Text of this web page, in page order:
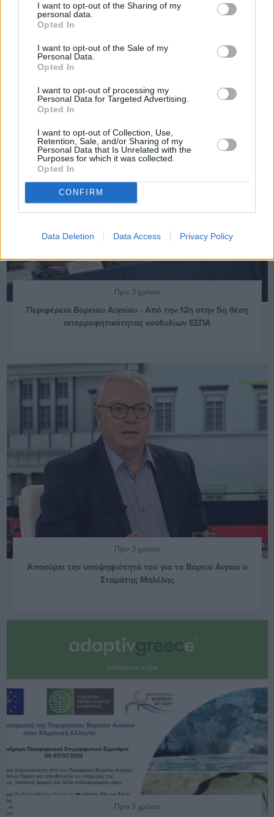
I want to opt-out of the Sharing of my
personal data.
Opted In
I want to opt-out of the Sale of my
Personal Data.
Opted In
I want to opt-out of processing my
Personal Data for Targeted Advertising.
Opted In
I want to opt-out of Collection, Use,
Retention, Sale, and/or Sharing of my
Personal Data that Is Unrelated with the
Purposes for which it was collected.
Opted In
CONFIRM
Data Deletion Data Access Privacy Policy
Η Εφορεία Αρχαιοτήτων Χίου στη νέα εποχή - Βίντεο
Πριν 3 χρόνια
Περιφέρεια Βορείου Αιγαίου - Από την 12η στην 5η θέση
απορροφητικότητας κονδυλίων ΕΣΠΑ
Πριν 3 χρόνια
Αποσύρει την υποψηφιότητά του για το Βόρειο Αιγαίο ο
Σταμάτης Μαλέλης
Πριν 3 χρόνια